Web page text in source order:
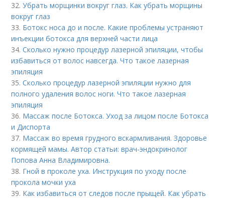
32.Убрать морщинки вокруг глаз. Как убрать морщины
вокруг глаз
33. Ботокс носа до и после. Какие проблемы устраняют
инъекции ботокса для верхней части лица
34.Сколько нужно процедур лазерной эпиляции, чтобы
избавиться от волос навсегда. Что такое лазерная
эпиляция
35.Сколько процедур лазерной эпиляции нужно для
полного удаления волос ноги. Что такое лазерная
эпиляция
36. Массаж после Ботокса. Уход за лицом после Ботокса
и Диспорта
37. Массаж во время грудного вскармливания. Здоровье
кормящей мамы. Автор статьи: врач-эндокринолог
Попова Анна Владимировна.
38. Гной в проколе уха. Инструкция по уходу после
прокола мочки уха
39. Как избавиться от следов после прыщей. Как убрать